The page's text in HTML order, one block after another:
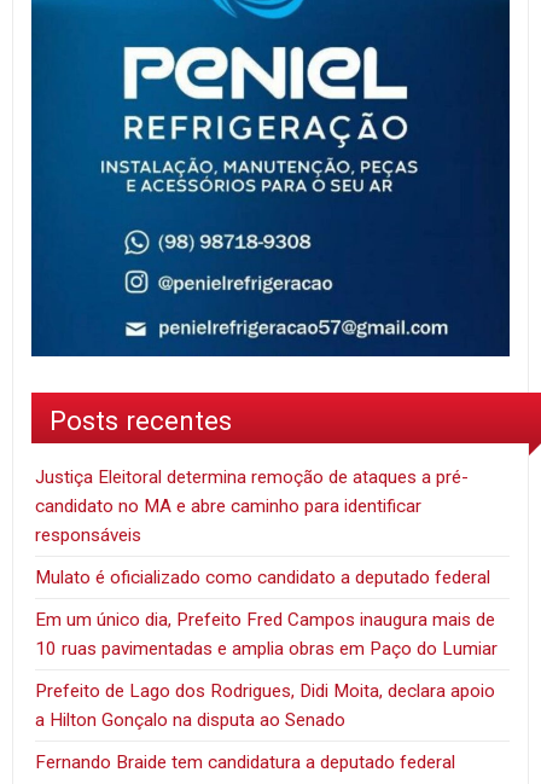
Posts recentes
Justiça Eleitoral determina remoção de ataques a pré-
candidato no MA e abre caminho para identificar
responsáveis
Mulato é oficializado como candidato a deputado federal
Em um único dia, Prefeito Fred Campos inaugura mais de
10 ruas pavimentadas e amplia obras em Paço do Lumiar
Prefeito de Lago dos Rodrigues, Didi Moita, declara apoio
a Hilton Gonçalo na disputa ao Senado
Fernando Braide tem candidatura a deputado federal